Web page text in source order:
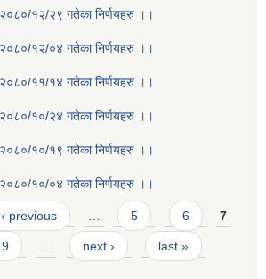
२०८०/१२/२९ गतेका निर्णयहरु ।।
२०८०/१२/०४ गतेका निर्णयहरु ।।
२०८०/११/१४ गतेका निर्णयहरु ।।
२०८०/१०/२४ गतेका निर्णयहरु ।।
२०८०/१०/१९ गतेका निर्णयहरु ।।
२०८०/१०/०४ गतेका निर्णयहरु ।।
‹ previous … 5 6 7
9 … next › last »